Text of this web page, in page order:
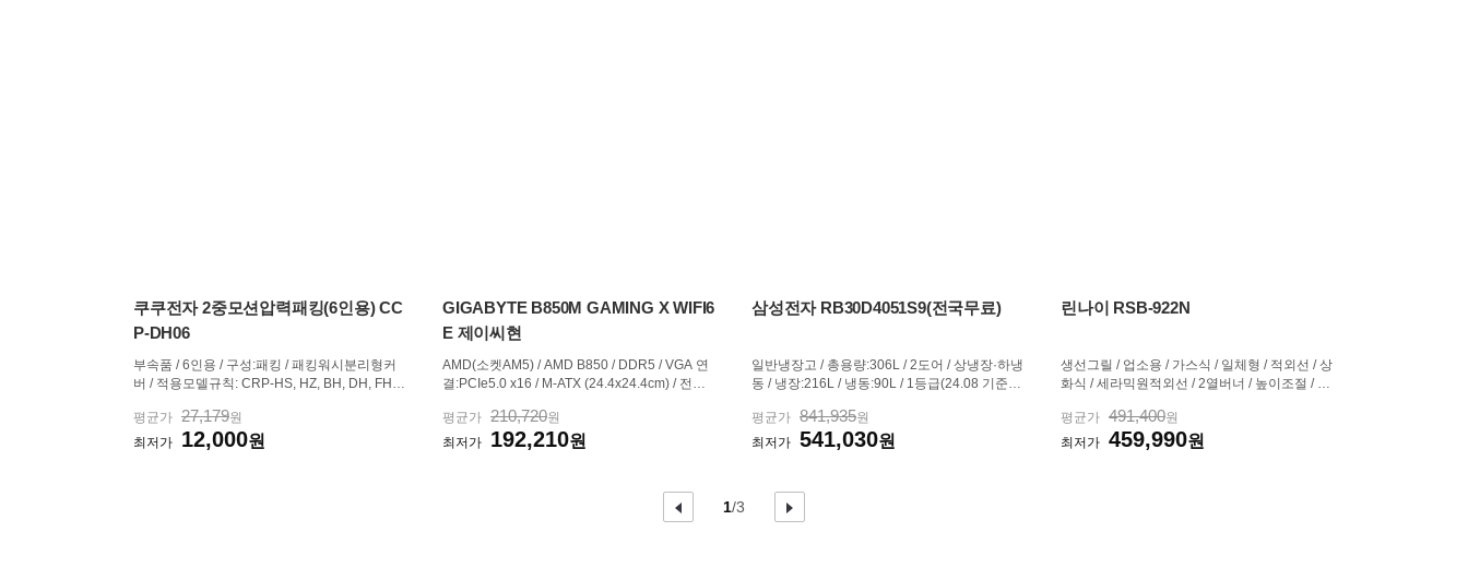
쿠쿠전자 2중모션압력패킹(6인용) CC
P-DH06
부속품 / 6인용 / 구성:패킹 / 패킹워시분리형커
버 / 적용모델규칙: CRP-HS, HZ, BH, DH, FH, J
평균가 27,179원
최저가
12,000원
GIGABYTE B850M GAMING X WIFI6
E 제이씨현
AMD(소켓AM5) / AMD B850 / DDR5 / VGA 연
결:PCIe5.0 x16 / M-ATX (24.4x24.4cm) / 전원
메모리 / 8200MHz (PC5-65600) / 4개 / 메모리
용량:최대 256GB / XMP / EXPO / 확장슬롯 / P
평균가 210,720원
최저가
192,210원
삼성전자 RB30D4051S9(전국무료)
일반냉장고 / 총용량:306L / 2도어 / 상냉장·하냉
동 / 냉장:216L / 냉동:90L / 1등급(24.08 기준) /
음) / [신선/보관] / 계란보관함 / 야채보관실 / 일
반쿨링커버 / [디자인] / 재질:메탈 / 크기(가로x세
평균가 841,935원
최저가 541,030원
린나이 RSB-922N
생선그릴 / 업소용 / 가스식 / 일체형 / 적외선 / 상
화식 / 세라믹원적외선 / 2열버너 / 높이조절 / 기
평균가 491,400원
최저가 459,990원
이
전
현
1/총
3
다
음